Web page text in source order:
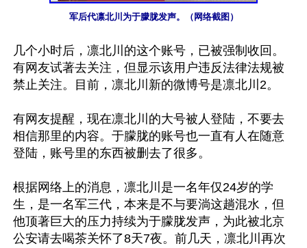
军后代凛北川为于朦胧发声。（网络截图）
几个小时后，凛北川的这个账号，已被强制收回。
有网友试著去关注，但显示该用户违反法律法规被
禁止关注。目前，凛北川新的微博号是凛北川2。
有网友提醒，现在凛北川的大号被人登陆，不要去
相信那里的内容。于朦胧的账号也一直有人在随意
登陆，账号里的东西被删去了很多。
根据网络上的消息，凛北川是一名年仅24岁的学
生，是一名军三代，本来是不与要淌这趟混水，但
他顶著巨大的压力持续为于朦胧发声，为此被北京
公安请去喝茶关怀了8天7夜。前几天，凛北川再次